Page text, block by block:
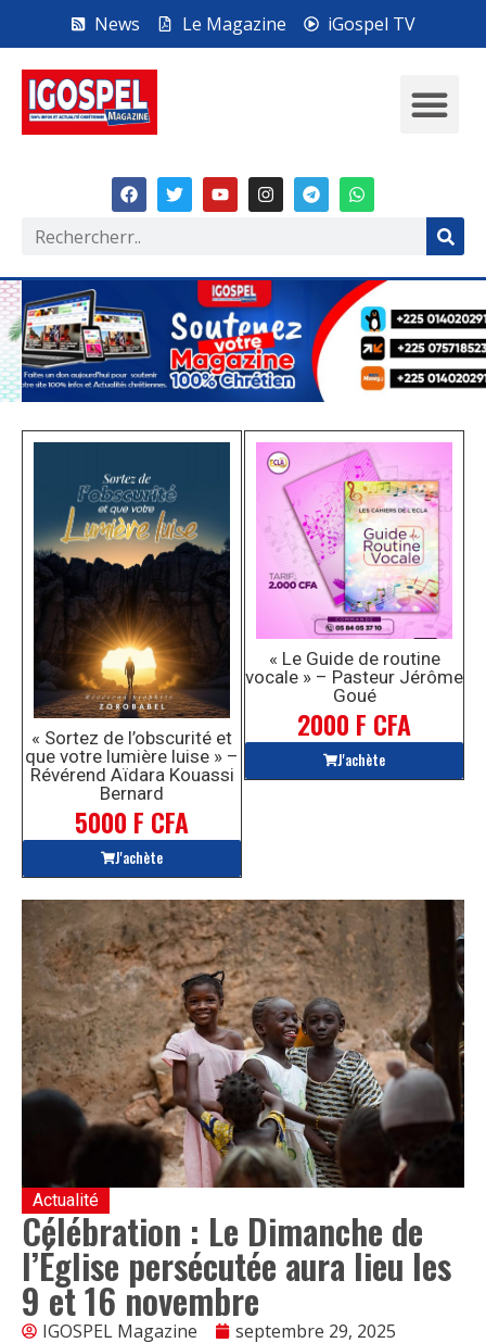
News Le Magazine iGospel TV
« Sortez de l’obscurité et
que votre lumière luise » –
Révérend Aïdara Kouassi
Bernard
5000 F CFA
J'achète
« Le Guide de routine
vocale » – Pasteur Jérôme
Goué
2000 F CFA
J'achète
Actualité
Célébration : Le Dimanche de
l’Église persécutée aura lieu les
9 et 16 novembre
IGOSPEL Magazine
septembre 29, 2025